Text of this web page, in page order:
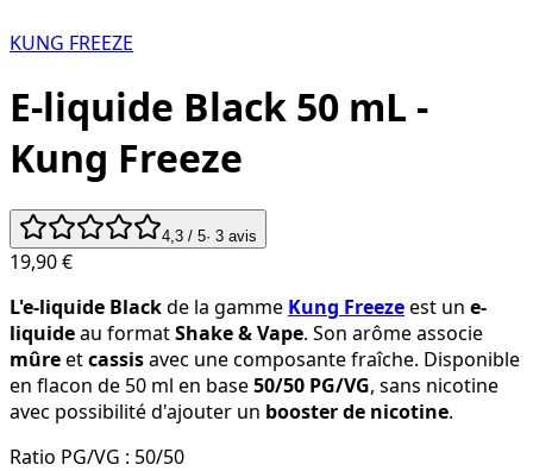
KUNG FREEZE
E-liquide Black 50 mL -
Kung Freeze
4,3 / 5· 3 avis
19,90 €
L'e-liquide Blackde la gamme Kung Freezeest un e-
liquideau formatShake & Vape. Son arôme associe
mûreetcassisavec une composante fraîche. Disponible
en flacon de 50 ml en base50/50 PG/VG, sans nicotine
avec possibilité d'ajouter un booster de nicotine.
Ratio PG/VG : 50/50